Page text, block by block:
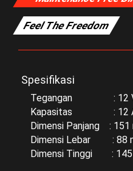
Feel The Freedom
Spesifikasi
Tegangan : 12
Kapasitas : 12
Dimensi Panjang : 151
Dimensi Lebar : 88
Dimensi Tinggi : 145